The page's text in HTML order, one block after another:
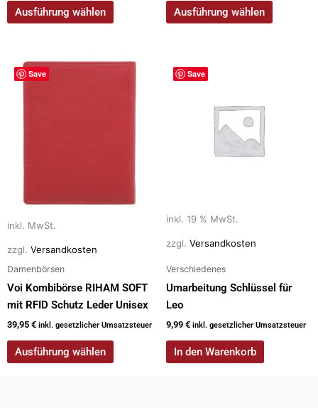
Ausführung wählen Ausführung wählen
Save
inkl. MwSt.
zzgl. Versandkosten
Damenbörsen
Voi Kombibörse RIHAM SOFT
mit RFID Schutz Leder Unisex
39,95 € inkl. gesetzlicher Umsatzsteuer
Ausführung wählen
Dieses
Produkt
weist
mehrere
Varianten
Optionen
können
Produktseite
gewählt
werden
Save
inkl. 19 % MwSt.
zzgl. Versandkosten
Verschiedenes
Umarbeitung Schlüssel für
Leo
9,99 € inkl. gesetzlicher Umsatzsteuer
In den Warenkorb